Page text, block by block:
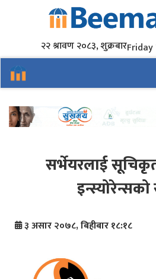
२२ श्रावण २०८३, शुक्रबार
सर्भेयरलाई
३ असार २०७८, बिहीबार १८:१८